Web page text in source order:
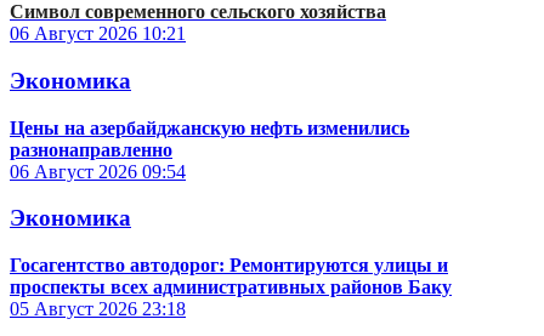
Символ современного сельского хозяйства
06 Август 2026 10:21
Экономика
Цены на азербайджанскую нефть изменились
разнонаправленно
06 Август 2026 09:54
Экономика
Госагентство автодорог: Ремонтируются улицы и
проспекты всех административных районов Баку
05 Август 2026 23:18